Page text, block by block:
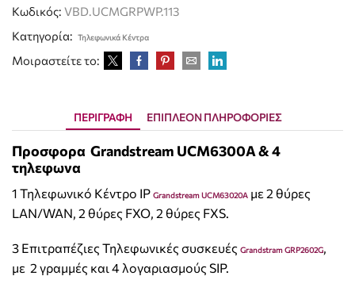
Κωδικός: VBD.UCMGRPWP.113
Κατηγορία: Τηλεφωνικά Κέντρα
Μοιραστείτε το:
ΠΕΡΙΓΡΑΦΉ ΕΠΙΠΛΈΟΝ ΠΛΗΡΟΦΟΡΊΕΣ
Προσφορα Grandstream UCM6300A & 4
τηλεφωνα
1 Τηλεφωνικό Κέντρο IP Grandstream UCM63020A με 2 θύρες
LAN/WAN, 2 θύρες FXO, 2 θύρες FXS.
3 Επιτραπέζιες Τηλεφωνικές συσκευές Grandstram GRP2602G
με 2 γραμμές και 4 λογαριασμούς SIP.